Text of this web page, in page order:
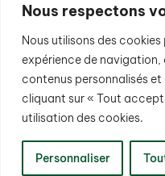
Nous respectons
Nous utilisons des
expérience de
contenus personnalisés
cliquant sur « Tout
utilisation des cookies.
Personnaliser